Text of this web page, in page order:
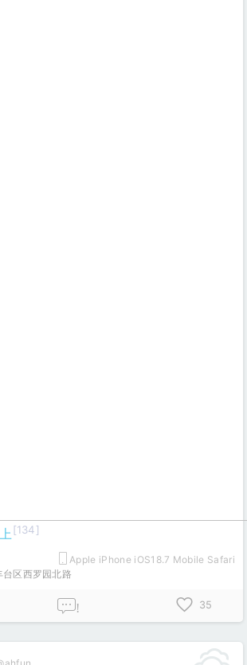
[134]
Apple iPhone iOS18.7 Mobile Safari
台区西罗园北路
! 35